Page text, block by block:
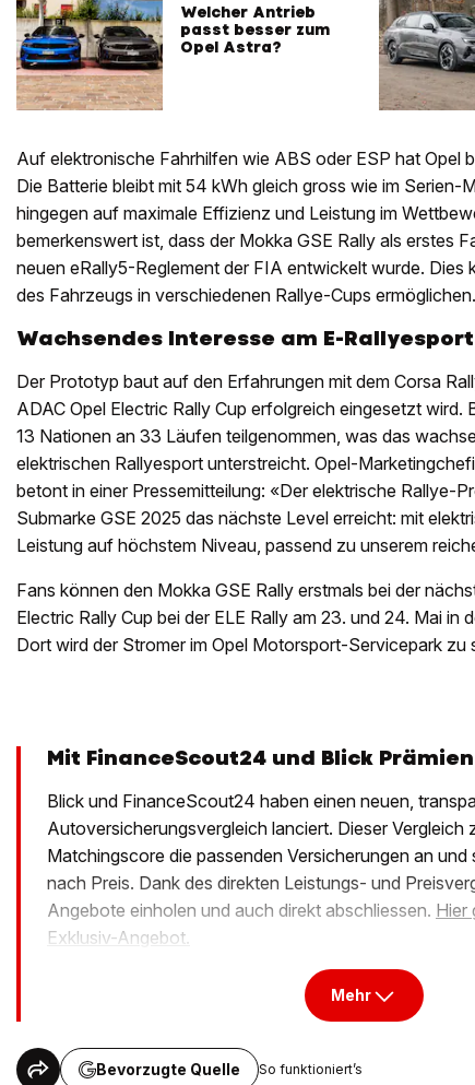
Welcher Antrieb
passt besser zum
Opel Astra?
Auf elektronische Fahrhilfen wie ABS oder ESP hat Opel
Die Batterie bleibt mit 54 kWh gleich gross wie im Serien-
hingegen auf maximale Effizienz und Leistung im
bemerkenswert ist, dass der Mokka GSE Rally als erstes
neuen eRally5-Reglement der FIA entwickelt wurde. Dies
des Fahrzeugs in verschiedenen Rallye-Cups ermöglichen.
Wachsendes Interesse am E-Rallyesport
Der Prototyp baut auf den Erfahrungen mit dem Corsa
ADAC Opel Electric Rally Cup erfolgreich eingesetzt wird.
13 Nationen an 33 Läufen teilgenommen, was das
elektrischen Rallyesport unterstreicht. Opel-
betont in einer Pressemitteilung: «Der elektrische Rallye-
Submarke GSE 2025 das nächste Level erreicht: mit
Leistung auf höchstem Niveau, passend zu unserem
Fans können den Mokka GSE Rally erstmals bei der
Electric Rally Cup bei der ELE Rally am 23. und 24. Mai in
Dort wird der Stromer im Opel Motorsport-Servicepark zu
Mit FinanceScout24 und Blick
Blick und FinanceScout24 haben einen neuen,
Autoversicherungsvergleich lanciert. Dieser Vergleich
Matchingscore die passenden Versicherungen an und
nach Preis. Dank des direkten Leistungs- und
Angebote einholen und auch direkt abschliessen. Hier
Exklusiv-Angebot.
Mehr
Bevorzugte Quelle So funktioniert’s